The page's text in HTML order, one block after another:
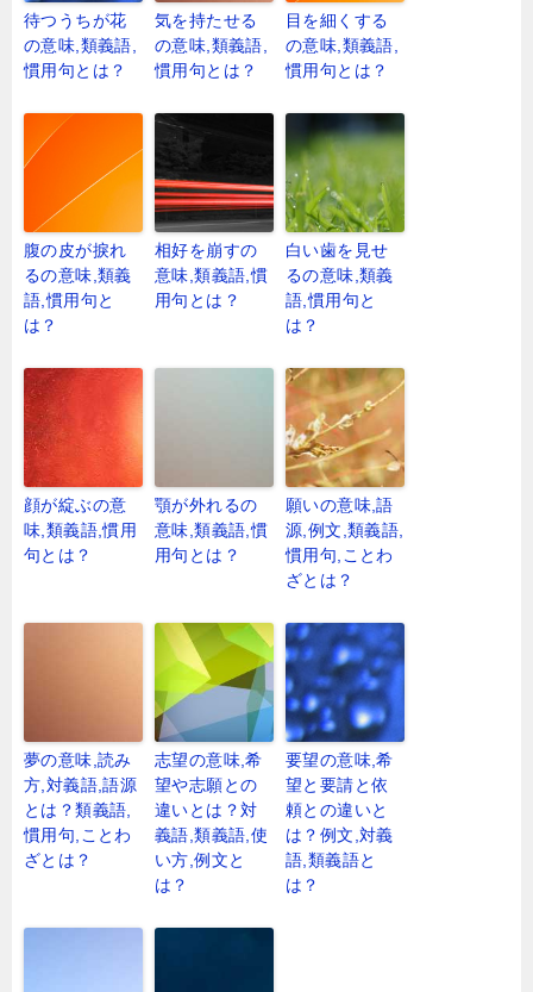
待つうちが花
の意味,類義語,
慣用句とは？
気を持たせる
の意味,類義語,
慣用句とは？
目を細くする
の意味,類義語,
慣用句とは？
腹の皮が捩れ
るの意味,類義
語,慣用句と
は？
相好を崩すの
意味,類義語,慣
用句とは？
白い歯を見せ
るの意味,類義
語,慣用句と
は？
顔が綻ぶの意
味,類義語,慣用
句とは？
顎が外れるの
意味,類義語,慣
用句とは？
願いの意味,語
源,例文,類義語,
慣用句,ことわ
ざとは？
夢の意味,読み
方,対義語,語源
とは？類義語,
慣用句,ことわ
ざとは？
志望の意味,希
望や志願との
違いとは？対
義語,類義語,使
い方,例文と
は？
要望の意味,希
望と要請と依
頼との違いと
は？例文,対義
語,類義語と
は？